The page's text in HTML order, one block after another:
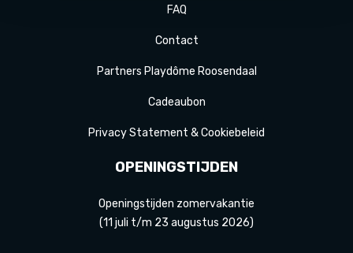
FAQ
Contact
Partners Playdôme Roosendaal
Cadeaubon
Privacy Statement & Cookiebeleid
OPENINGSTIJDEN
Openingstijden zomervakantie
(11 juli t/m 23 augustus 2026)